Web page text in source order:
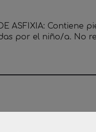
ASFIXIA: Contiene
por el niño/a. No